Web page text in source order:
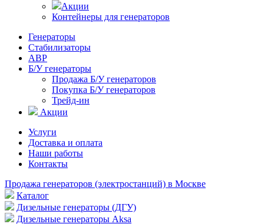
Акции
Контейнеры для генераторов
Генераторы
Стабилизаторы
АВР
Б/У генераторы
Продажа Б/У генераторов
Покупка Б/У генераторов
Трейд-ин
Акции
Услуги
Доставка и оплата
Наши работы
Контакты
Продажа генераторов (электростанций) в Москве
Каталог
Дизельные генераторы (ДГУ)
Дизельные генераторы Aksa